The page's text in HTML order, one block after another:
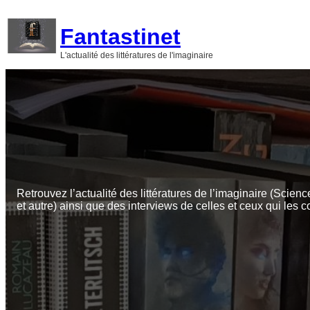
contenu
Fantastinet
L'actualité des littératures de l'imaginaire
Retrouvez l’actualité des littératures de l’imaginaire
et autre) ainsi que des interviews de celles et ceux qui les